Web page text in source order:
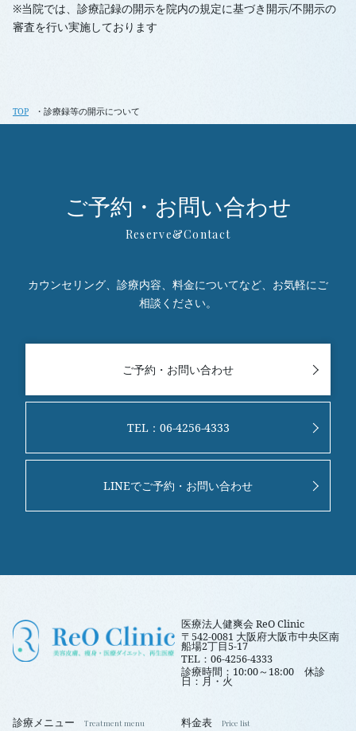
※当院では、診療記録の開示を院内の規定に基づき開示/不開示の
審査を行い実施しております
TOP 診療録等の開示について
ご予約・お問い合わせ
カウンセリング、診療内容、料金についてなど、お気軽にご
相談ください。
ご予約・お問い合わせ
TEL：06-4256-4333
LINEでご予約・お問い合わせ
医療法人健爽会 ReO Clinic
〒542-0081 大阪府大阪市中央区南
船場2丁目5-17
TEL：06-4256-4333
診療時間：10:00～18:00 休診
日：月・火
診療メニュー 料金表